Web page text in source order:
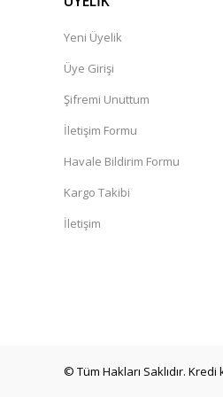
Yeni Üyelik
Üye Girişi
Şifremi Unuttum
İletişim Formu
Havale Bildirim Formu
Kargo Takibi
İletişim
© Tüm Hakları Saklıdır.